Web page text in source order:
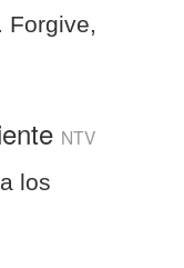
Forgive,
NTV
los